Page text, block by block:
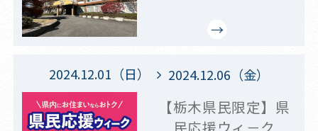
2024.12.01（日） 2024.12.06（金）
【栃木県民限定】県